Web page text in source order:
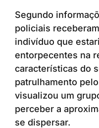
Segundo
policiais
indivíduo que
entorpecentes na
características do
patrulhamento
visualizou um
perceber a
se dispersar.